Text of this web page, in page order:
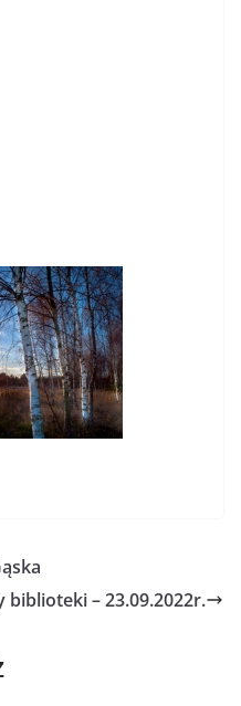
biblioteki – 23.09.2022r.